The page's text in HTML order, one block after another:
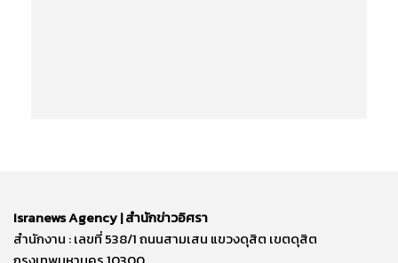
Isranews Agency | สำนักข่าวอิศรา
สำนักงาน : เลขที่ 538/1 ถนนสามเสน แขวงดุสิต เขตดุสิต